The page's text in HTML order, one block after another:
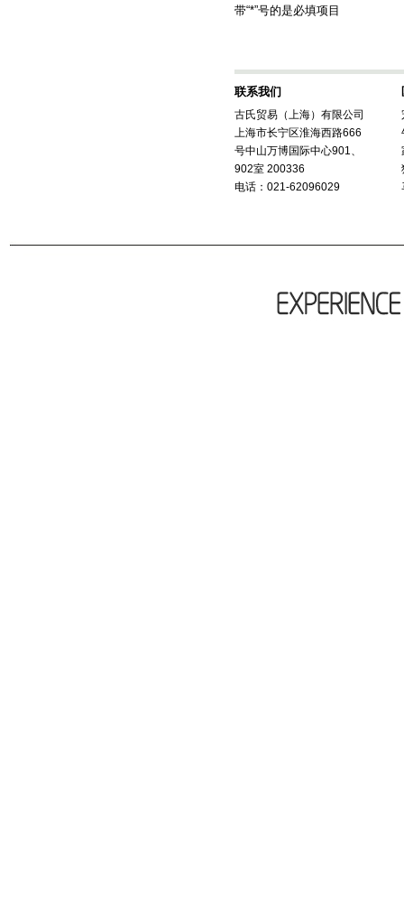
带“*”号的是必填项目
联系我们
古氏贸易（上海）有限公司
上海市长宁区淮海西路666
号中山万博国际中心901、
902室 200336
电话：021-62096029